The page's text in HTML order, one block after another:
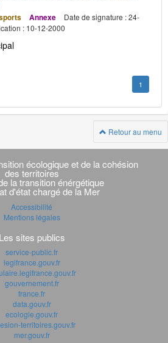
Annexe
Date de signature : 24-
: 10-12-2000
1
Retour au menu
écologique et de la cohésion
des territoires
la transition énérgétique
d'état chargé de la Mer
Accessibilité
Mentions légales
Les sites publics
service-public.fr
legifrance.gouv.fr
gouvernement.fr
france.fr
data.gouv.fr
ecologie.gouv.fr
territoires.gouv.fr
mer.gouv.fr